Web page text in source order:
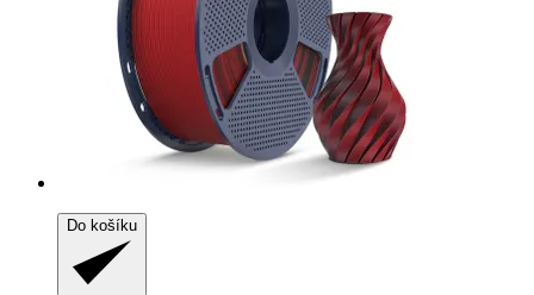
Do košíku